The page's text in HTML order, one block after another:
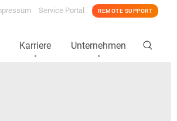
Service Portal REMOTE SUPPORT
Karriere Unternehmen